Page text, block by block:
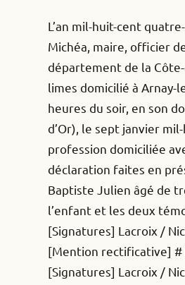
L’an mil-huit-cent
Michéa, maire, officier
département de la
limes domicilié à Arnay-
heures du soir, en son
d’Or), le sept janvier
profession domiciliée
déclaration faites en
Baptiste Julien âgé de
l’enfant et les deux
[Signatures] Lacroix /
[Mention rectificative] #
[Signatures] Lacroix /